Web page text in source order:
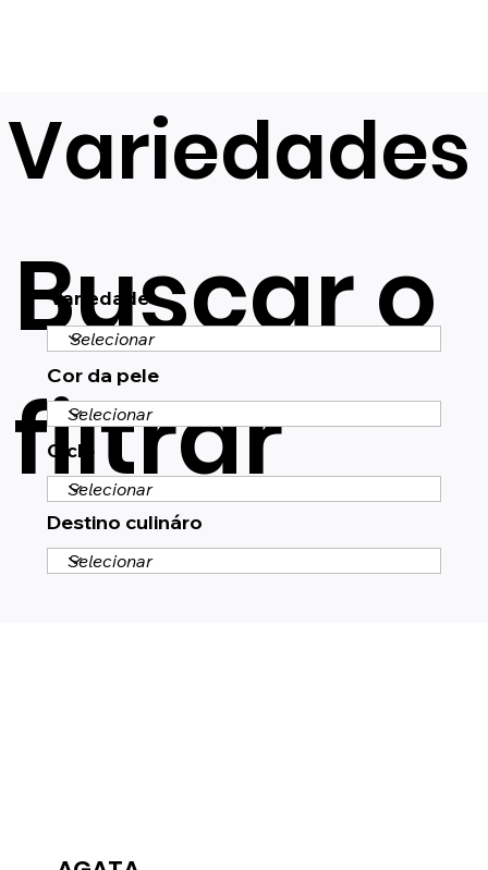
Variedades
Buscar o
filtrar
Variedade
Cor da pele
Ciclo
Destino culináro